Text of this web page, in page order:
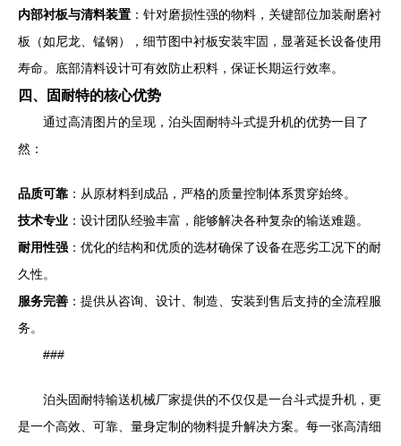
内部衬板与清料装置 ：针对磨损性强的物料，关键部位加装耐磨衬
板（如尼龙、锰钢），细节图中衬板安装牢固，显著延长设备使用
寿命。底部清料设计可有效防止积料，保证长期运行效率。
四、固耐特的核心优势
通过高清图片的呈现，泊头固耐特斗式提升机的优势一目了
然：
品质可靠 ：从原材料到成品，严格的质量控制体系贯穿始终。
技术专业 ：设计团队经验丰富，能够解决各种复杂的输送难题。
耐用性强 ：优化的结构和优质的选材确保了设备在恶劣工况下的耐
久性。
服务完善 ：提供从咨询、设计、制造、安装到售后支持的全流程服
务。
###
泊头固耐特输送机械厂家提供的不仅仅是一台斗式提升机，更
是一个高效、可靠、量身定制的物料提升解决方案。每一张高清细